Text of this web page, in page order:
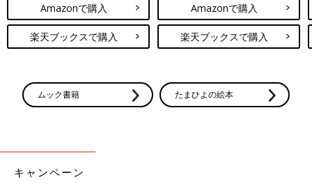
Amazonで購入
楽天ブックスで購入
Amazonで購入
楽天ブックスで購入
ムック書籍 たまひよの絵本
キャンペーン